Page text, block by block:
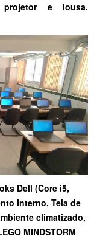
projetor e lousa.
Dell (Core i5,
Interno, Tela de
climatizado,
MINDSTORM